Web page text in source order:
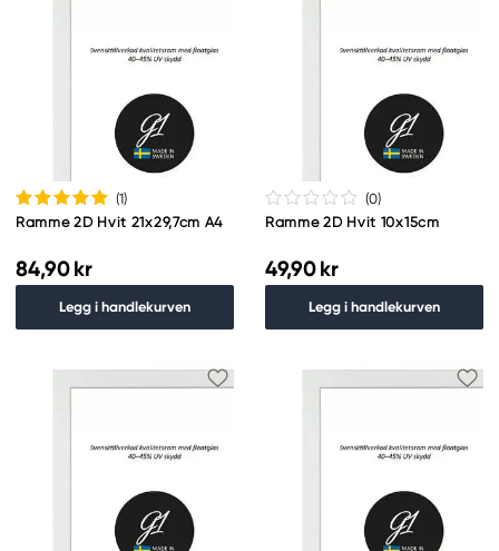
(1)
Ramme 2D Hvit 21x29,7cm A4
84,90 kr
Legg i handlekurven
(0)
Ramme 2D Hvit 10x15cm
49,90 kr
Legg i handlekurven